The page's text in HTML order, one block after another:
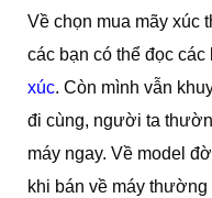
Về chọn mua mãy xúc
các bạn có thể đọc các
xúc. Còn mình vẫn
đi cùng, người ta
máy ngay. Về model
khi bán về máy